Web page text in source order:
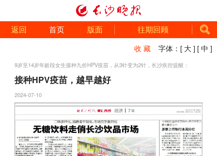
返回 首页 版面 往期回顾
收 藏 字体： [ 大 ] [ 中 ]
9岁至14岁年龄段女生接种九价HPV疫苗，从3针变为2针，长沙疾控提醒：
接种HPV疫苗，越早越好
2024-07-10